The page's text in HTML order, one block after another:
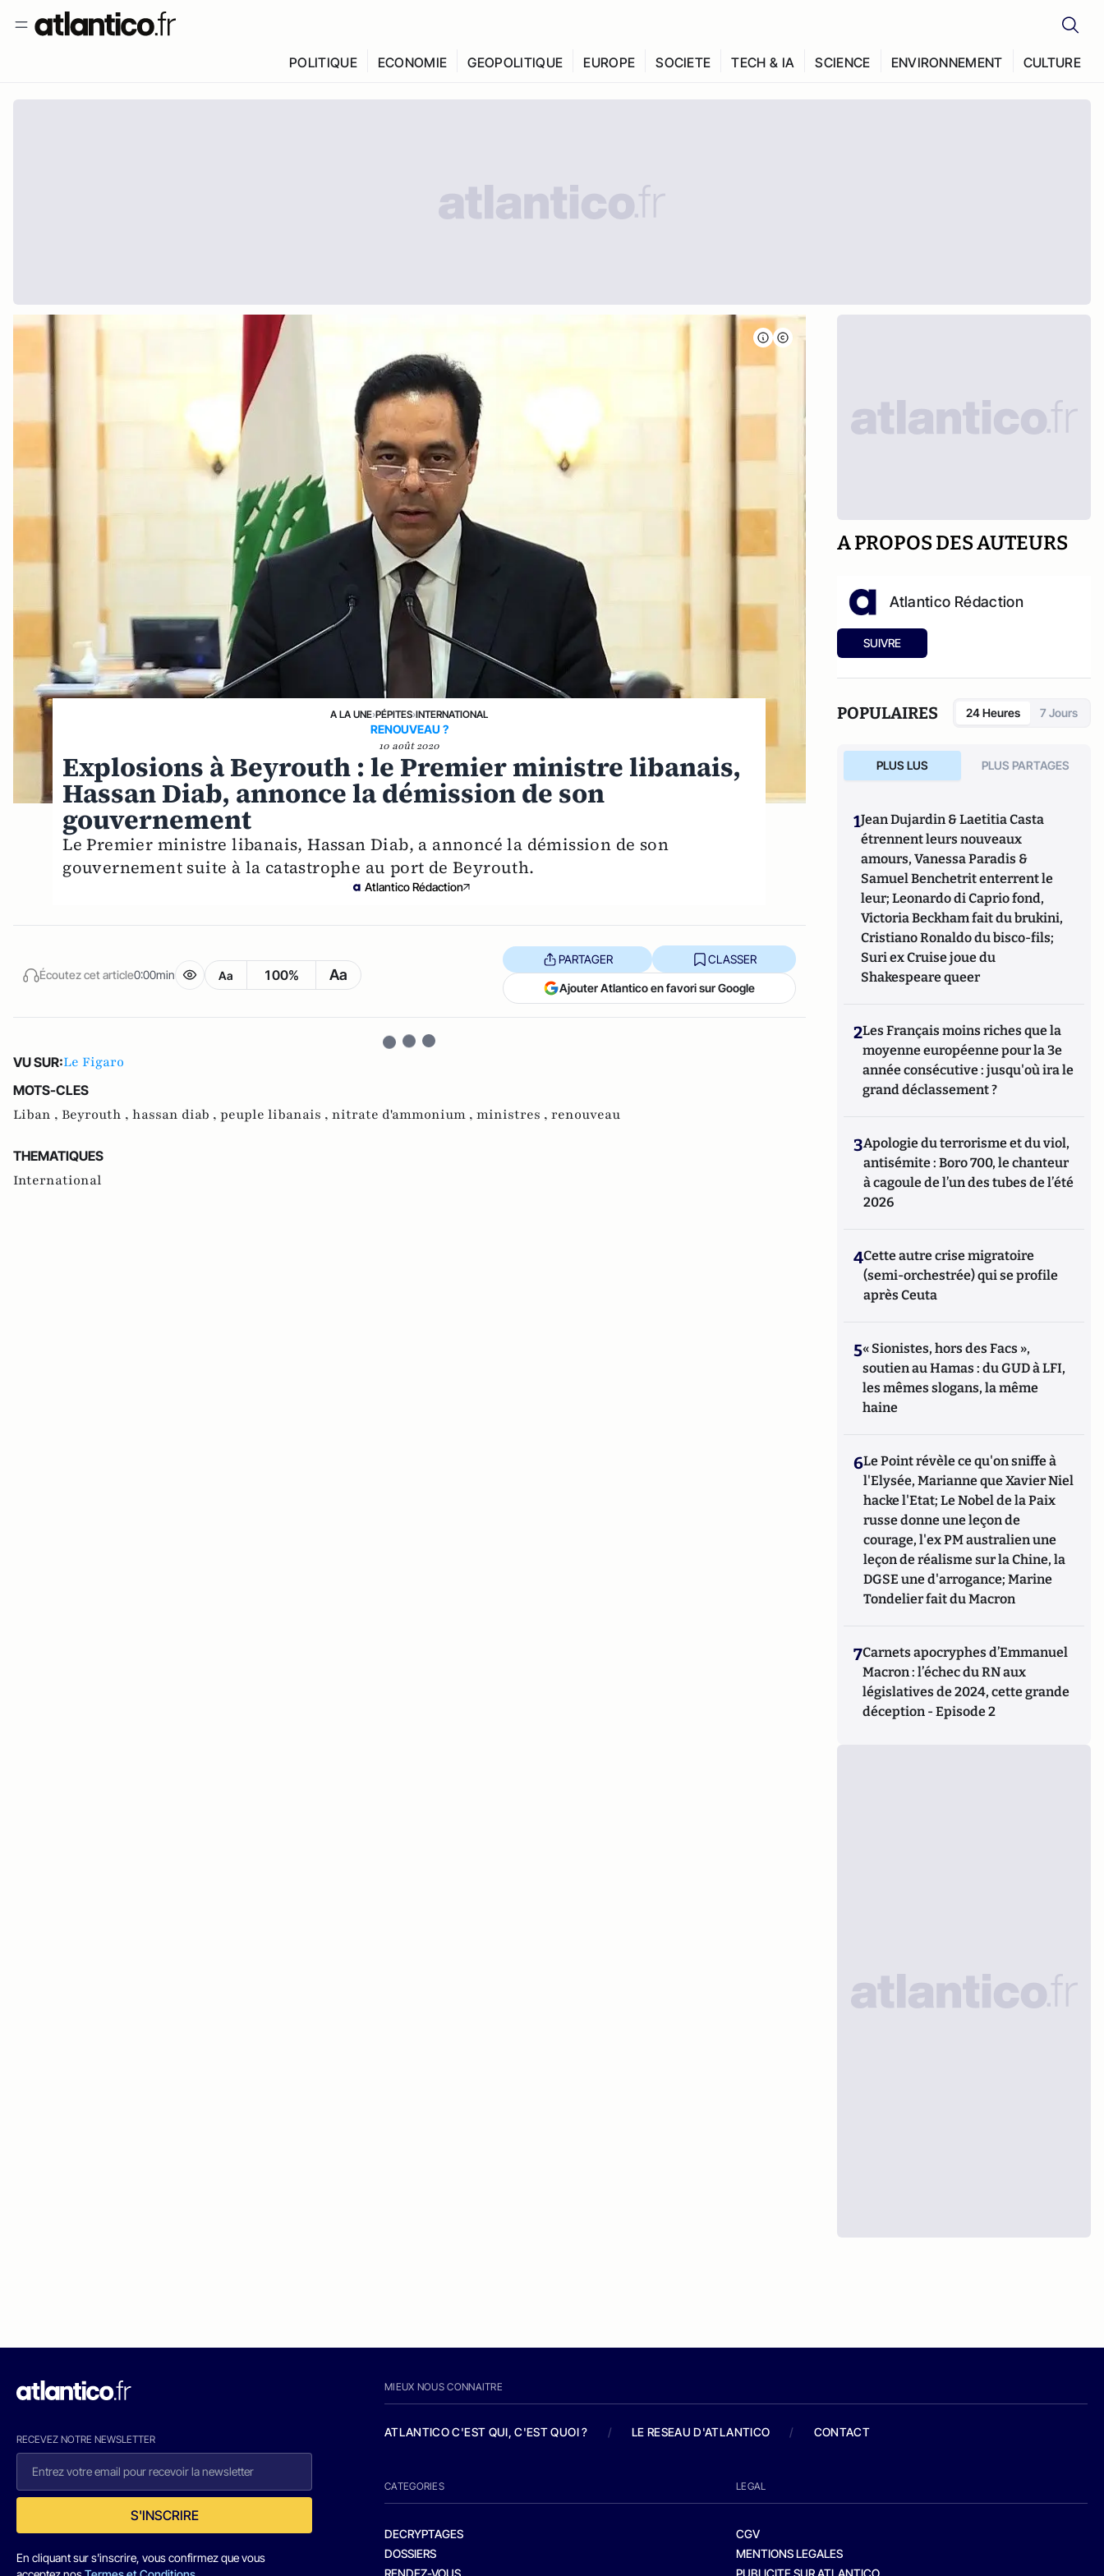
POLITIQUE ECONOMIE GEOPOLITIQUE EUROPE SOCIETE TECH & IA SCIENCE ENVIRONNEMENT CULTURE
A LA UNE›PÉPITES›INTERNATIONAL
RENOUVEAU ?
10 août 2020
Explosions à Beyrouth : le Premier ministre libanais,
Hassan Diab, annonce la démission de son
gouvernement
Le Premier ministre libanais, Hassan Diab, a annoncé la démission de son
gouvernement suite à la catastrophe au port de Beyrouth.
Atlantico Rédaction
Écoutez cet article0:00min Aa 100% Aa
PARTAGER CLASSER
Ajouter Atlantico en favori sur Google
VU SUR:Le Figaro
MOTS-CLES
Liban , Beyrouth , hassan diab , peuple libanais , nitrate d'ammonium , ministres , renouveau
THEMATIQUES
International
A PROPOS DES AUTEURS
Atlantico Rédaction
SUIVRE
POPULAIRES 24 Heures 7 Jours
PLUS LUS PLUS PARTAGES
1Jean Dujardin & Laetitia Casta
étrennent leurs nouveaux
amours, Vanessa Paradis &
Samuel Benchetrit enterrent le
leur; Leonardo di Caprio fond,
Victoria Beckham fait du brukini,
Cristiano Ronaldo du bisco-fils;
Suri ex Cruise joue du
Shakespeare queer
2Les Français moins riches que la
moyenne européenne pour la 3e
année consécutive : jusqu'où ira le
grand déclassement ?
3Apologie du terrorisme et du viol,
antisémite : Boro 700, le chanteur
à cagoule de l’un des tubes de l’été
2026
4Cette autre crise migratoire
(semi-orchestrée) qui se profile
après Ceuta
5« Sionistes, hors des Facs »,
soutien au Hamas : du GUD à LFI,
les mêmes slogans, la même
haine
6Le Point révèle ce qu'on sniffe à
l'Elysée, Marianne que Xavier Niel
hacke l'Etat; Le Nobel de la Paix
russe donne une leçon de
courage, l'ex PM australien une
leçon de réalisme sur la Chine, la
DGSE une d'arrogance; Marine
Tondelier fait du Macron
7Carnets apocryphes d’Emmanuel
Macron : l’échec du RN aux
législatives de 2024, cette grande
déception - Episode 2
RECEVEZ NOTRE NEWSLETTER
S'INSCRIRE
En cliquant sur s'inscrire, vous confirmez que vous
MIEUX NOUS CONNAITRE
ATLANTICO C'EST QUI, C'EST QUOI ? / LE RESEAU D'ATLANTICO / CONTACT
CATEGORIES
DECRYPTAGES
DOSSIERS
RENDEZ-VOUS
LEGAL
CGV
MENTIONS LEGALES
PUBLICITE SUR ATLANTICO